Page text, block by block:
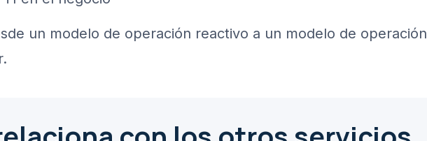
un modelo de operación reactivo a un modelo de operación